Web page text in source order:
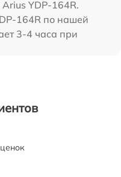
YDP-164R.
164R по нашей
3-4 часа при